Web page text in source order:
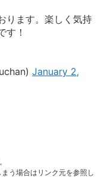
ります。楽しく気持
す！
January 2,
う場合はリンク元を参照し